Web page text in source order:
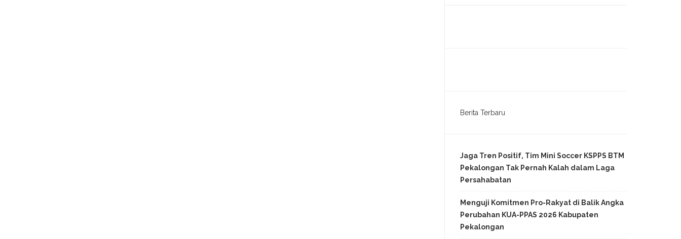
Berita Terbaru
Jaga Tren Positif, Tim Mini Soccer KSPPS BTM
Pekalongan Tak Pernah Kalah dalam Laga
Persahabatan
Menguji Komitmen Pro-Rakyat di Balik Angka
Perubahan KUA-PPAS 2026 Kabupaten
Pekalongan